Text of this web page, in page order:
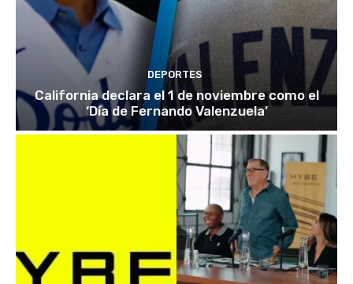
DEPORTES
California declara el 1 de noviembre como el
‘Día de Fernando Valenzuela’